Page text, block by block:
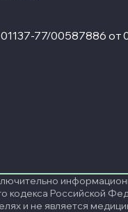
77/00587886 от
кодекса Российской
и не является